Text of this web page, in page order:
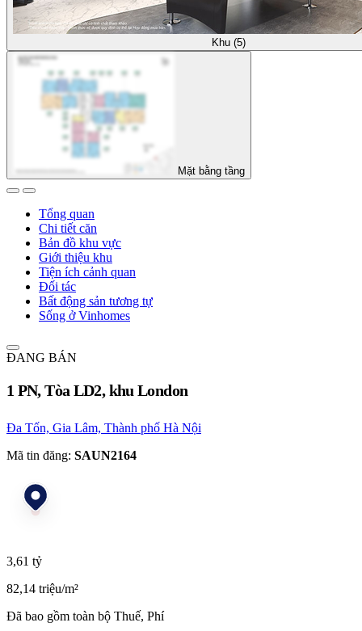
Khu (5)
Mặt bằng tầng
Tổng quan
Chi tiết căn
Bản đồ khu vực
Giới thiệu khu
Tiện ích cảnh quan
Đối tác
Bất động sản tương tự
Sống ở Vinhomes
ĐANG BÁN
1 PN, Tòa LD2, khu London
Đa Tốn, Gia Lâm, Thành phố Hà Nội
Mã tin đăng: SAUN2164
3,61 tỷ
82,14 triệu/m²
Đã bao gồm toàn bộ Thuế, Phí